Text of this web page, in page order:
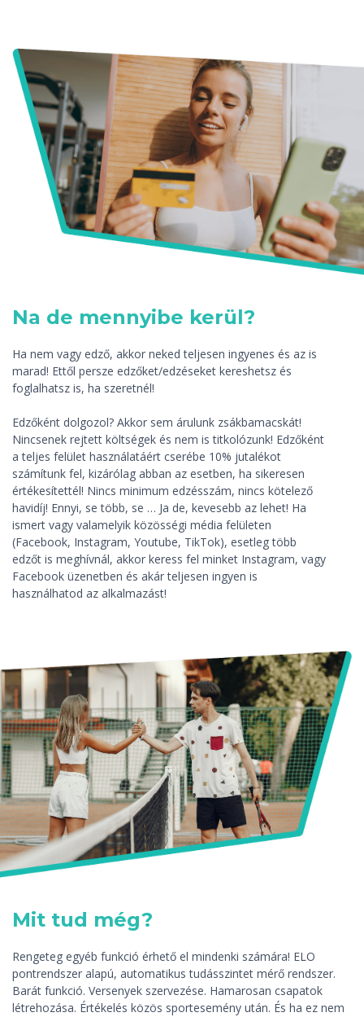
Na de mennyibe kerül?
Ha nem vagy edző, akkor neked teljesen ingyenes és az is
marad! Ettől persze edzőket/edzéseket kereshetsz és
foglalhatsz is, ha szeretnél!
Edzőként dolgozol? Akkor sem árulunk zsákbamacskát!
Nincsenek rejtett költségek és nem is titkolózunk! Edzőként
a teljes felület használatáért cserébe 10% jutalékot
számítunk fel, kizárólag abban az esetben, ha sikeresen
értékesítettél! Nincs minimum edzésszám, nincs kötelező
havidíj! Ennyi, se több, se … Ja de, kevesebb az lehet! Ha
ismert vagy valamelyik közösségi média felületen
(Facebook, Instagram, Youtube, TikTok), esetleg több
edzőt is meghívnál, akkor keress fel minket Instagram, vagy
Facebook üzenetben és akár teljesen ingyen is
használhatod az alkalmazást!
Mit tud még?
Rengeteg egyéb funkció érhető el mindenki számára! ELO
pontrendszer alapú, automatikus tudásszintet mérő rendszer.
Barát funkció. Versenyek szervezése. Hamarosan csapatok
létrehozása. Értékelés közös sportesemény után. És ha ez nem